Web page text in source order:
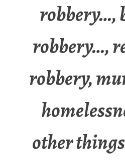
robbery…,
robbery…,
robbery,
other